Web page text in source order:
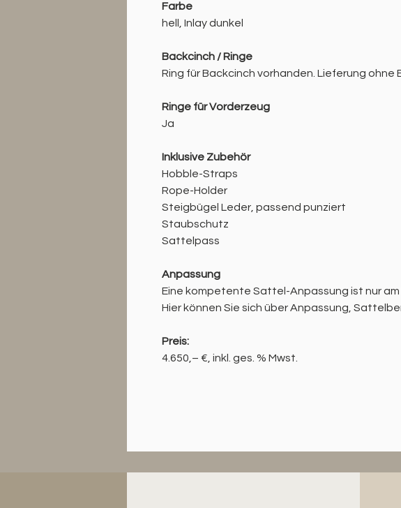
Farbe
hell, Inlay dunkel
Backcinch / Ringe
Ring für Backcinch vorhanden. Lieferung
Ringe für Vorderzeug
Ja
Inklusive Zubehör
Hobble-Straps
Rope-Holder
Steigbügel Leder, passend punziert
Staubschutz
Sattelpass
Anpassung
Eine kompetente Sattel-Anpassung ist nur am
Hier können Sie sich über Anpassung,
Preis:
4.650,– €, inkl. ges. % Mwst.